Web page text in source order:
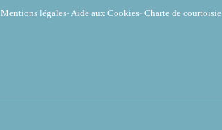
Mentions légales- Aide aux Cookies-Charte de courtoisie